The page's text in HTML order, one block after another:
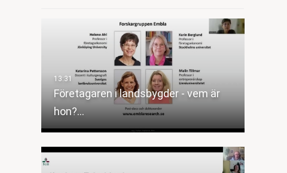
Företagaren i landsbygder - vem är
hon?…